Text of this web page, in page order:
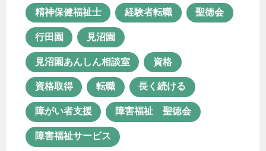
長く続ける 障がい者支援
障害福祉 聖徳会
障害者グループホーム 障害者支援
障害者支援施設 障害者総合支援法
食事指導 高齢者施設
精神保健福祉士 経験者転職 聖徳会
行田園 見沼園
見沼園あんしん相談室 資格
資格取得 転職 長く続ける
障がい者支援 障害福祉 聖徳会
障害福祉サービス